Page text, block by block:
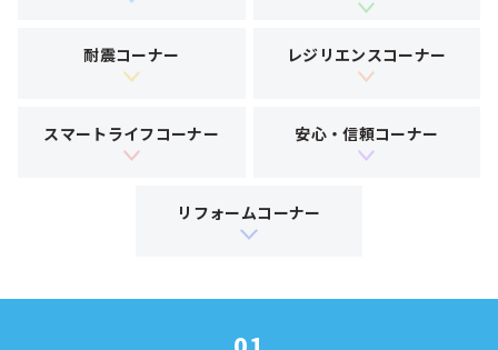
スマートライフコーナー 安心・信頼コーナー
耐震コーナー
リフォームコーナー
レジリエンスコーナー